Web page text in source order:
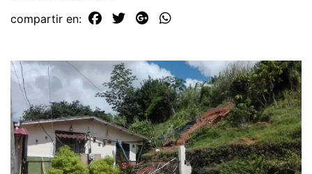
compartir en: